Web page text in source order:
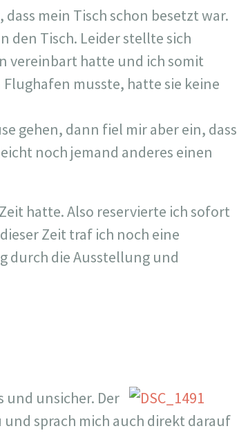
mein Tisch schon besetzt war.
den Tisch. Leider stellte sich
vereinbart hatte und ich somit
musste, hatte sie keine
gehen, dann fiel mir aber ein, dass
noch jemand anderes einen
hatte. Also reservierte ich sofort
Zeit traf ich noch eine
durch die Ausstellung und
und unsicher. Der
sprach mich auch direkt darauf